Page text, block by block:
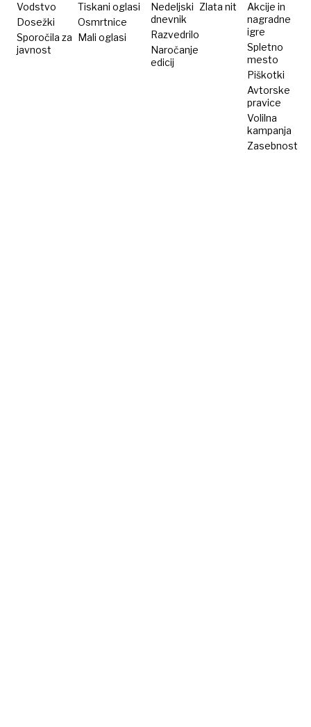
Vodstvo
Dosežki
Sporočila za
javnost
Tiskani oglasi
Osmrtnice
Mali oglasi
Nedeljski
dnevnik
Razvedrilo
Naročanje
edicij
Zlata nit
Akcije in
nagradne
igre
Spletno
mesto
Piškotki
Avtorske
pravice
Volilna
kampanja
Zasebnost